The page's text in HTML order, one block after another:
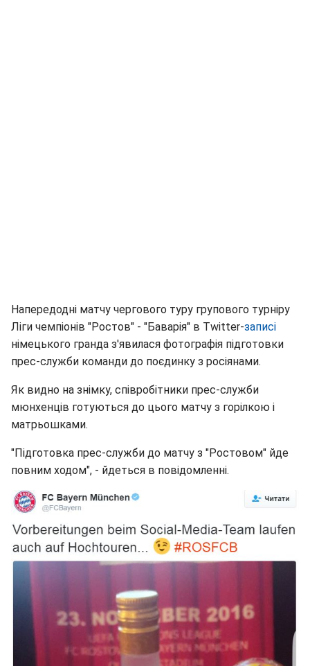
Напередодні матчу чергового туру групового турніру
Ліги чемпіонів "Ростов" - "Баварія" в Twitter-записі
німецького гранда з'явилася фотографія підготовки
прес-служби команди до поєдинку з росіянами.
Як видно на знімку, співробітники прес-служби
мюнхенців готуються до цього матчу з горілкою і
матрьошками.
"Підготовка прес-служби до матчу з "Ростовом" йде
повним ходом", - йдеться в повідомленні.